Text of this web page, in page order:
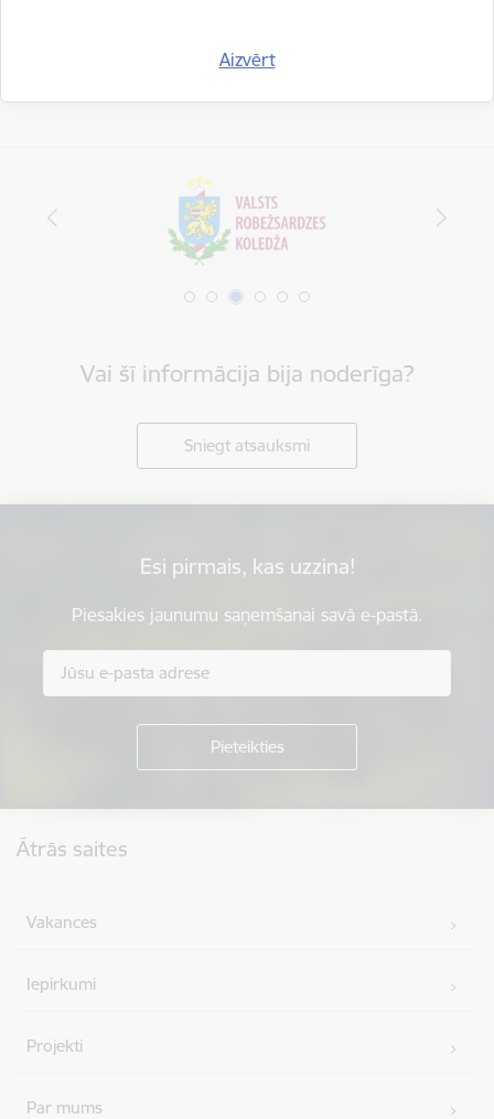
Aizvērt
Vai šī informācija bija noderīga?
Sniegt atsauksmi
Esi pirmais, kas uzzina!
Piesakies jaunumu saņemšanai savā e-pastā.
Ātrās saites
Vakances
Iepirkumi
Projekti
Par mums